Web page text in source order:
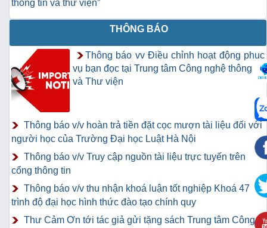
thông tin và thư viện”
THÔNG BÁO
Thông báo vv Điều chỉnh hoạt động phục
vụ bạn đọc tại Trung tâm Công nghệ thông tin
và Thư viện
Thông báo v/v hoàn trả tiền đặt cọc mượn tài liệu đối với
người học của Trường Đại học Luật Hà Nội
Thông báo v/v Truy cập nguồn tài liệu trực tuyến trên
cổng thông tin
Thông báo v/v thu nhận khoá luận tốt nghiệp Khoá 47
trình độ đại học hình thức đào tạo chính quy
Thư Cảm Ơn tới tác giả gửi tặng sách Trung tâm Công